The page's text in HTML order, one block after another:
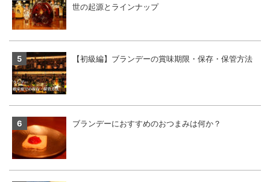
世の起源とラインナップ
【初級編】ブランデーの賞味期限・保存・保管方法
ブランデーにおすすめのおつまみは何か？